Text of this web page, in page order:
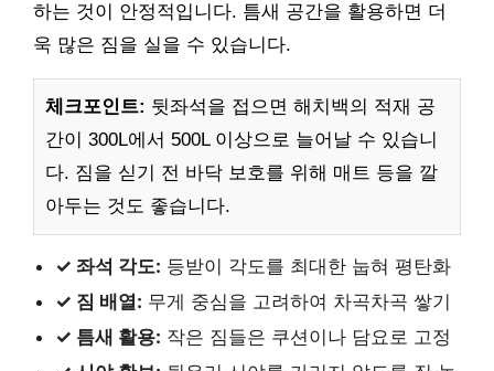
하는 것이 안정적입니다. 틈새 공간을 활용하면 더
욱 많은 짐을 실을 수 있습니다.
체크포인트: 뒷좌석을 접으면 해치백의 적재 공
간이 300L에서 500L 이상으로 늘어날 수 있습니
다. 짐을 싣기 전 바닥 보호를 위해 매트 등을 깔
아두는 것도 좋습니다.
✓ 좌석 각도: 등받이 각도를 최대한 눕혀 평탄화
✓ 짐 배열: 무게 중심을 고려하여 차곡차곡 쌓기
✓ 틈새 활용: 작은 짐들은 쿠션이나 담요로 고정